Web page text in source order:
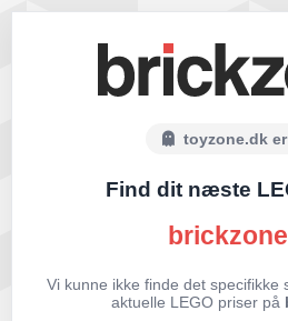
toyzone.dk
Find dit næste
Vi kunne ikke finde det
aktuelle LEGO priser på